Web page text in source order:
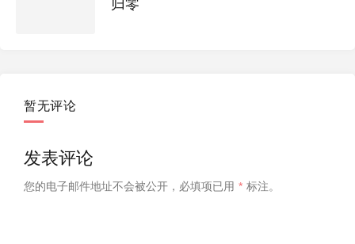
归零
暂无评论
发表评论
您的电子邮件地址不会被公开， 必填项已用 * 标注。